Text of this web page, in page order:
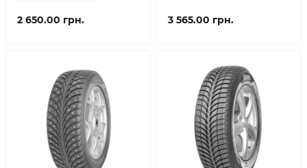
2 650.00 грн. 3 565.00 грн.